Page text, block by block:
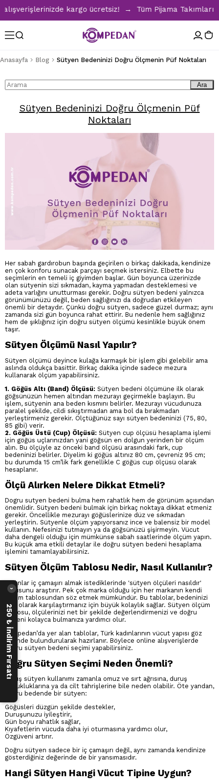
kargo ücretsiz! → Tüm Pijama
Anasayfa Blog Sütyen Bedeninizi Doğru Ölçmenin Püf Noktaları
Ara
Sütyen Bedeninizi Doğru Ölçmenin Püf
Noktaları
Her sabah gardırobun başında geçirilen o birkaç dakikada, kendinize
en çok konforu sunacak parçayı seçmek istersiniz. Elbette bu
seçimlerin en temeli iç giyimden başlar. Gün boyunca üzerinizde
olan sütyenin sizi sıkmadan, kayma yapmadan desteklemesi ve
adeta varlığını unutturması gerekir. Doğru sütyen bedeni yalnızca
görünümünüzü değil, beden sağlığınızı da doğrudan etkileyen
önemli bir detaydır. Çünkü doğru sütyen, sadece güzel durmaz; aynı
zamanda sizi gün boyunca rahat ettirir. Bu nedenle hem sağlığınız
hem de şıklığınız için doğru sütyen ölçümü kesinlikle büyük önem
taşır.
Sütyen Ölçümü Nasıl Yapılır?
Sütyen ölçümü deyince kulağa karmaşık bir işlem gibi gelebilir ama
aslında oldukça basittir. Birkaç dakika içinde sadece mezura
kullanarak ölçüm yapabilirsiniz.
1. Göğüs Altı (Band) Ölçüsü: Sütyen bedeni ölçümüne ilk olarak
göğsünüzün hemen altından mezurayı geçirmekle başlayın. Bu
işlem, sütyenin ana beden kısmını belirler. Mezurayı vücudunuza
paralel şekilde, cildi sıkıştırmadan ama bol da bırakmadan
yerleştirmeniz gerekir. Ölçtüğünüz sayı sütyen bedeninizi (75, 80,
85 gibi) verir.
2. Göğüs Üstü (Cup) Ölçüsü: Sütyen cup ölçüsü hesaplama işlemi
için göğüs uçlarınızdan yani göğsün en dolgun yerinden bir ölçüm
alın. Bu ölçüyle az önceki band ölçüsü arasındaki fark, cup
bedeninizi belirler. Diyelim ki göğüs altınız 80 cm, çevreniz 95 cm;
bu durumda 15 cm’lik fark genellikle C göğüs cup ölçüsü olarak
hesaplanır.
Ölçü Alırken Nelere Dikkat Etmeli?
Dogru sutyen bedeni bulma hem rahatlık hem de görünüm açısından
önemlidir. Sütyen bedeni bulmak için birkaç noktaya dikkat etmeniz
gerekir. Öncellikle mezurayı göğüslerinize düz ve sıkmadan
yerleştirin. Sütyenle ölçüm yapıyorsanız ince ve balensiz bir model
kullanın. Nefesinizi tutmayın ya da göğsünüzü şişirmeyin. Vücut
daha dengeli olduğu için mümkünse sabah saatlerinde ölçüm yapın.
Bu küçük ama etkili detaylar ile doğru sütyen bedeni hesaplama
işlemini tamamlayabilirsiniz.
Sütyen Ölçüm Tablosu Nedir, Nasıl Kullanılır?
Kadınlar iç çamaşırı almak istediklerinde 'sütyen ölçüleri nasıldır'
sorusunu araştırır. Pek çok marka olduğu için her markanın kendi
ölçüm tablosundan söz etmek mümkündür. Bu tablolar, bedeninizi
tam olarak karşılaştırmanız için büyük kolaylık sağlar. Sütyen ölçüm
tablosu, ölçülerinizi net bir şekilde değerlendirmenizi ve doğru
bedeni kolayca bulmanıza yardımcı olur.
Kompedan’da yer alan tablolar, Türk kadınlarının vücut yapısı göz
önünde bulundurularak hazırlanır. Böylece online alışverişlerde
doğru sütyen bedeni seçimi yapabilirsiniz.
Doğru Sütyen Seçimi Neden Önemli?
Yanlış sütyen kullanımı zamanla omuz ve sırt ağrısına, duruş
bozukluklarına ya da cilt tahrişlerine bile neden olabilir. Öte yandan,
doğru bedende bir sütyen:
Göğüsleri düzgün şekilde destekler,
Duruşunuzu iyileştirir,
Gün boyu rahatlık sağlar,
Kıyafetlerin vücuda daha iyi oturmasına yardımcı olur,
Özgüveni artırır.
Doğru sütyen sadece bir iç çamaşırı değil, aynı zamanda kendinize
gösterdiğiniz değerinde de bir yansımasıdır.
Hangi Sütyen Hangi Vücut Tipine Uygun?
250 ₺ İndirim Fırsatı
›